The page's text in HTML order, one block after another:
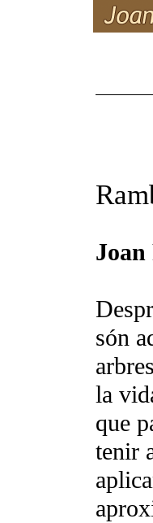
són
la
que
tenir